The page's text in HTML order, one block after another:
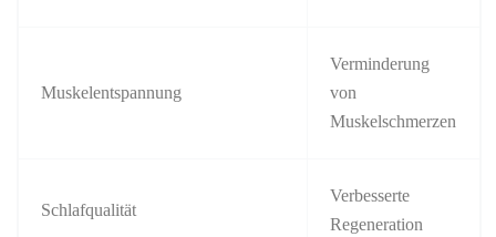
Muskelentspannung
Verminderung
von
Muskelschmerzen
Schlafqualität
Verbesserte
Regeneration